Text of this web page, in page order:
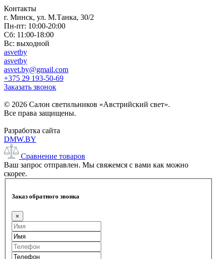
Контакты
г. Минск, ул. М.Танка, 30/2
Пн-пт: 10:00-20:00
Сб: 11:00-18:00
Вс: выходной
asvetby
asvetby
asvet.by@gmail.com
+375 29 193-50-69
Заказать звонок
© 2026 Салон светильников «Австрийский свет».
Все права защищены.
Разработка сайта
DMW.BY
Сравнение товаров
Ваш запрос отправлен. Мы свяжемся с вами как можно
скорее.
Заказ обратного звонка
×